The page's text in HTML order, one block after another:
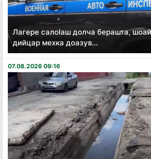
Лагере салоӏаш долча берашта,
дийцар мехка доазув...
07.08.2026 09:16